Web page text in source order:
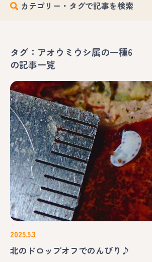
カテゴリー・タグで記事を検索
タグ：アオウミウシ属の一種6
の記事一覧
2025.5.3
北のドロップオフでのんびり♪